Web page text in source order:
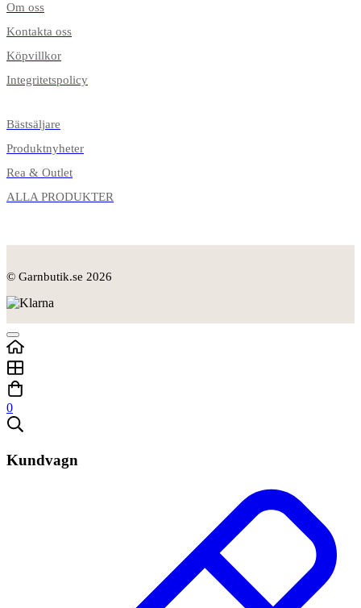
Om oss
Kontakta oss
Köpvillkor
Integritetspolicy
Bästsäljare
Produktnyheter
Rea & Outlet
ALLA PRODUKTER
© Garnbutik.se 2026
0
Kundvagn